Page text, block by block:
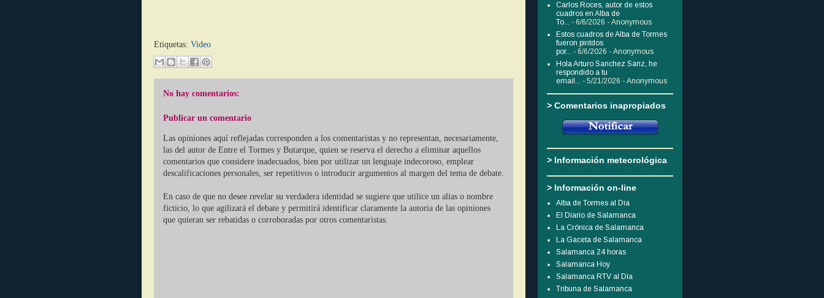
Etiquetas: Video
No hay comentarios:
Publicar un comentario
Las opiniones aquí reflejadas corresponden a los comentaristas y no representan, necesariamente,
las del autor de Entre el Tormes y Butarque, quien se reserva el derecho a eliminar aquellos
comentarios que considere inadecuados, bien por utilizar un lenguaje indecoroso, emplear
descalificaciones personales, ser repetitivos o introducir argumentos al margen del tema de debate.
En caso de que no desee revelar su verdadera identidad se sugiere que utilice un alias o nombre
ficticio, lo que agilizará el debate y permitirá identificar claramente la autoria de las opiniones
que quieran ser rebatidas o corroboradas por otros comentaristas.
Carlos Roces, autor de estos
cuadros en Alba de
To... - 6/6/2026 - Anonymous
Estos cuadros de Alba de Tormes
fueron pintdos
por... - 6/6/2026 - Anonymous
Hola Arturo Sanchez Sanz, he
respondido a tu
email... - 5/21/2026 - Anonymous
> Comentarios inapropiados
> Información meteorológica
> Información on-line
Alba de Tormes al Dia
El Diario de Salamanca
La Crónica de Salamanca
La Gaceta de Salamanca
Salamanca 24 horas
Salamanca Hoy
Salamanca RTV al Día
Tribuna de Salamanca